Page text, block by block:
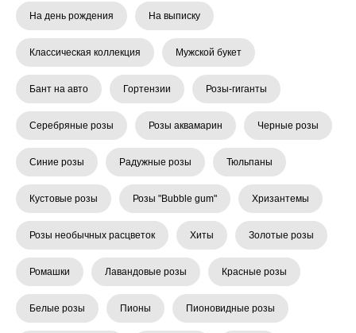
На день рождения На выписку
Классическая коллекция Мужской букет
Бант на авто Гортензии Розы-гиганты
Серебряные розы Розы аквамарин Черные розы
Синие розы Радужные розы Тюльпаны
Кустовые розы Розы "Bubble gum" Хризантемы
Розы необычных расцветок Хиты Золотые розы
Ромашки Лавандовые розы Красные розы
Белые розы Пионы Пионовидные розы